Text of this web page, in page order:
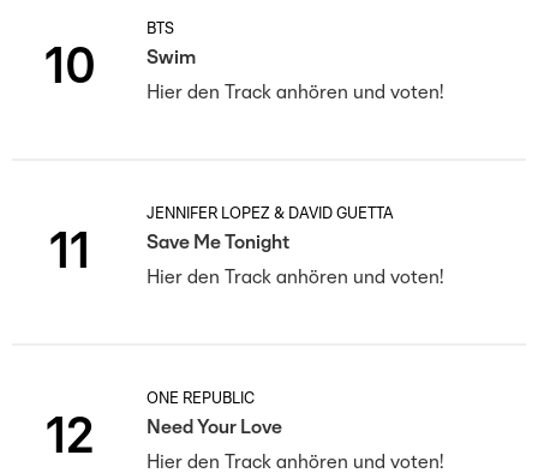
10
BTS
Swim
Hier den Track anhören und voten!
11
JENNIFER LOPEZ & DAVID GUETTA
Save Me Tonight
Hier den Track anhören und voten!
12
ONE REPUBLIC
Need Your Love
Hier den Track anhören und voten!